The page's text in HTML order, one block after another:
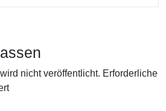
nicht veröffentlicht. Erforderliche